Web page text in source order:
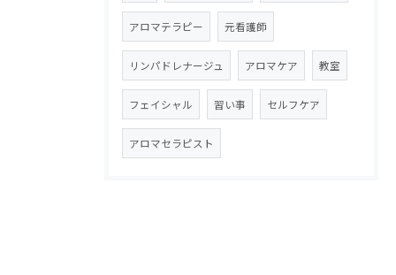
アロマテラピー 元看護師
リンパドレナージュ アロマケア 教室
フェイシャル 習い事 セルフケア
アロマセラピスト